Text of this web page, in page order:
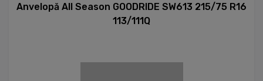
Anvelopă All Season GOODRIDE SW613 215/75 R16
113/111Q